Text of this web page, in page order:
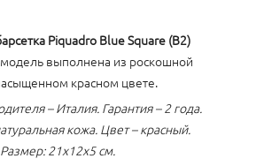
Piquadro Blue Square (B2)
выполнена из роскошной
красном цвете.
– Италия. Гарантия – 2 года.
кожа. Цвет – красный.
Размер: 21х12х5 см.